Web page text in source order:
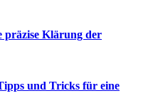
präzise Klärung der
und Tricks für eine